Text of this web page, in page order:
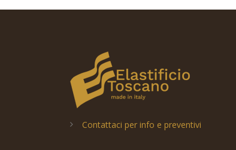
Contattaci per info e preventivi